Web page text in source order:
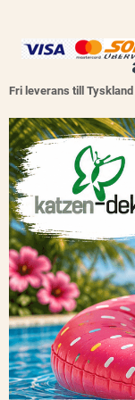
Fri leverans till Tyskland